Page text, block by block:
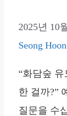
2025년 10
Seong Hoon
“화담숲
한 걸까?”
질문을 수